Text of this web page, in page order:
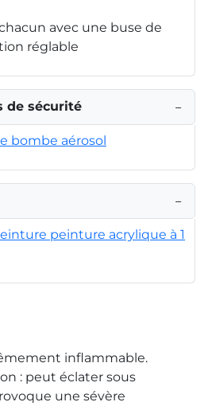
avec une buse de
réglable
de sécurité −
bombe aérosol
−
peinture acrylique à 1
inflammable.
: peut éclater sous
une sévère